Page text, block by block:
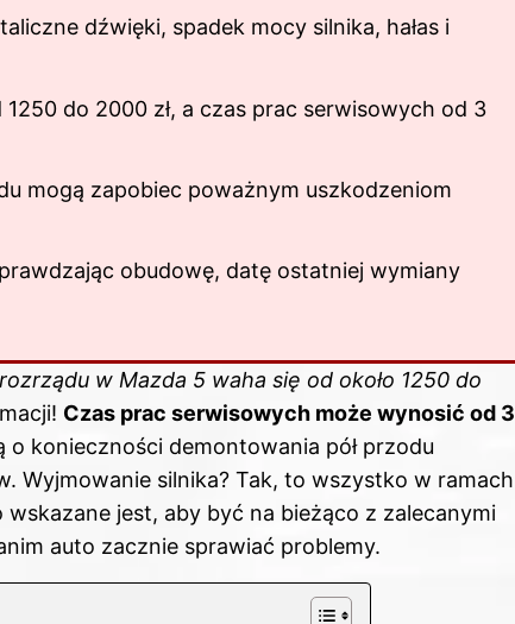
dźwięki, spadek mocy silnika, hałas i
do 2000 zł, a czas prac serwisowych od 3
mogą zapobiec poważnym uszkodzeniom
obudowę, datę ostatniej wymiany
rozrządu w Mazda 5 waha się od około 1250 do
Czas prac serwisowych może wynosić od 3
o konieczności demontowania pół przodu
Wyjmowanie silnika? Tak, to wszystko w ramach
jest, aby być na bieżąco z zalecanymi
auto zacznie sprawiać problemy.